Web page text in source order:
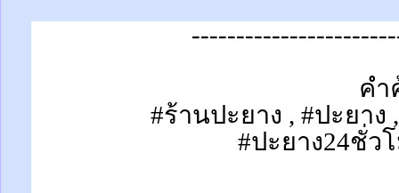
คำ
#ร้านปะยาง , #ปะยา
#ปะยาง24ชั่ว